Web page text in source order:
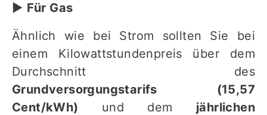
▶︎ Für Gas
Ähnlich wie bei Strom sollten Sie bei
einem Kilowattstundenpreis über dem
Durchschnitt des
Grundversorgungstarifs (15,57
Cent/kWh) und dem jährlichen